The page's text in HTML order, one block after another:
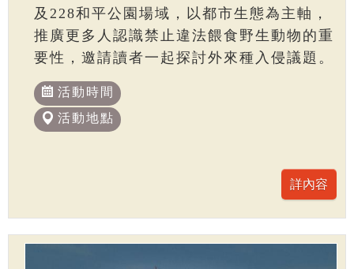
及228和平公園場域，以都市生態為主軸，
推廣更多人認識禁止違法餵食野生動物的重
要性，邀請讀者一起探討外來種入侵議題。
活動時間
活動地點